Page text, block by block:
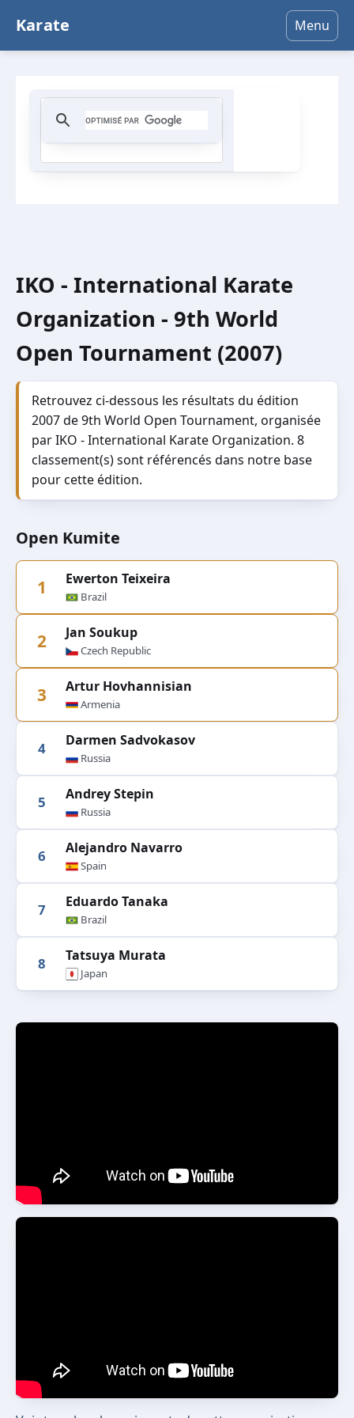
Karate Menu
IKO - International Karate
Organization - 9th World
Open Tournament (2007)
Retrouvez ci-dessous les résultats du édition
2007 de 9th World Open Tournament, organisée
par IKO - International Karate Organization. 8
classement(s) sont référencés dans notre base
pour cette édition.
Open Kumite
1 Ewerton Teixeira
Brazil
2 Jan Soukup
Czech Republic
3 Artur Hovhannisian
Armenia
4 Darmen Sadvokasov
Russia
5 Andrey Stepin
Russia
6 Alejandro Navarro
Spain
7 Eduardo Tanaka
Brazil
8 Tatsuya Murata
Japan